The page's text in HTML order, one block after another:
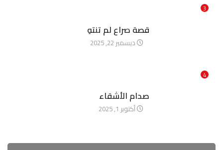
3
قصة صراع لم تنتهِ
ديسمبر 22, 2025
4
صدام الأشقاء
أكتوبر 1, 2025